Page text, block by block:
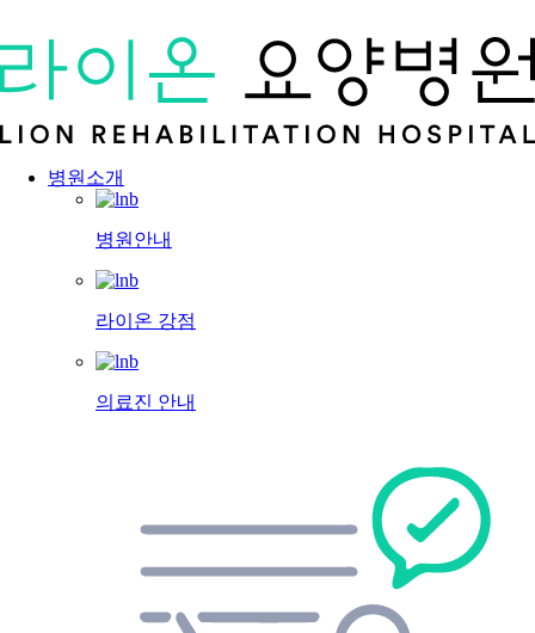
병원소개
병원안내
라이온 강점
의료진 안내